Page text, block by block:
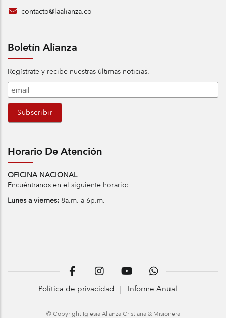
contacto@laalianza.co
Boletín Alianza
Regístrate y recibe nuestras últimas noticias.
Horario De Atención
OFICINA NACIONAL
Encuéntranos en el siguiente horario:
Lunes a viernes: 8a.m. a 6p.m.
Política de privacidad Informe Anual
© Copyright Iglesia Alianza Cristiana & Misionera